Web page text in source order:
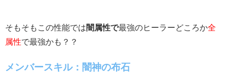
そもそもこの性能では闇属性で最強のヒーラーどころか全
属性で最強かも？？
メンバースキル：闇神の布石